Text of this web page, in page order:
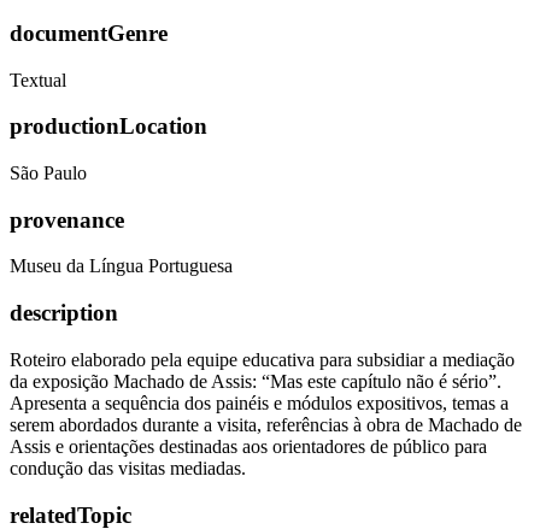
documentGenre
Textual
productionLocation
São Paulo
provenance
Museu da Língua Portuguesa
description
Roteiro elaborado pela equipe educativa para subsidiar a mediação
da exposição Machado de Assis: “Mas este capítulo não é sério”.
Apresenta a sequência dos painéis e módulos expositivos, temas a
serem abordados durante a visita, referências à obra de Machado de
Assis e orientações destinadas aos orientadores de público para
condução das visitas mediadas.
relatedTopic